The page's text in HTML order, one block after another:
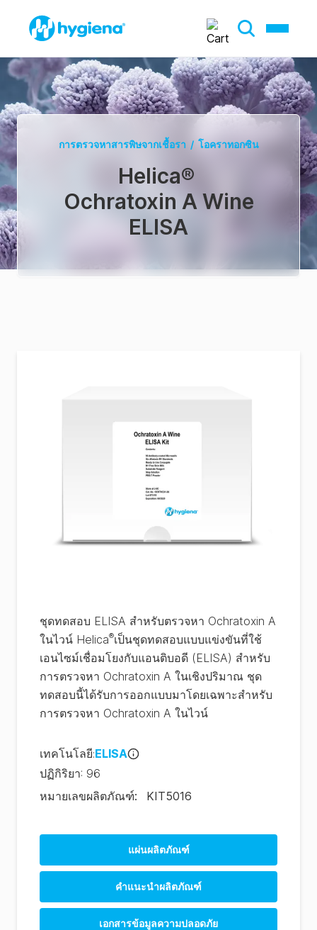
การตรวจหาสารพิษจากเชื้อรา / โอคราทอกซิน
Helica®
Ochratoxin A Wine
ELISA
ชุดทดสอบ ELISA สำหรับตรวจหา Ochratoxin A
ในไวน์ Helica®เป็นชุดทดสอบแบบแข่งขันที่ใช้
เอนไซม์เชื่อมโยงกับแอนติบอดี (ELISA) สำหรับ
การตรวจหา Ochratoxin A ในเชิงปริมาณ ชุด
ทดสอบนี้ได้รับการออกแบบมาโดยเฉพาะสำหรับ
การตรวจหา Ochratoxin A ในไวน์
เทคโนโลยี:ELISA
ปฏิกิริยา: 96
หมายเลขผลิตภัณฑ์: KIT5016
แผ่นผลิตภัณฑ์
คําแนะนําผลิตภัณฑ์
เอกสารข้อมูลความปลอดภัย